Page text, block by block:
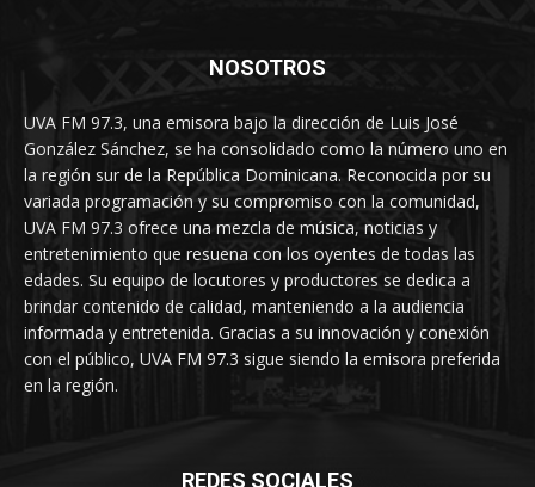
NOSOTROS
UVA FM 97.3, una emisora bajo la dirección de Luis José
González Sánchez, se ha consolidado como la número uno en
la región sur de la República Dominicana. Reconocida por su
variada programación y su compromiso con la comunidad,
UVA FM 97.3 ofrece una mezcla de música, noticias y
entretenimiento que resuena con los oyentes de todas las
edades. Su equipo de locutores y productores se dedica a
brindar contenido de calidad, manteniendo a la audiencia
informada y entretenida. Gracias a su innovación y conexión
con el público, UVA FM 97.3 sigue siendo la emisora preferida
en la región.
REDES SOCIALES